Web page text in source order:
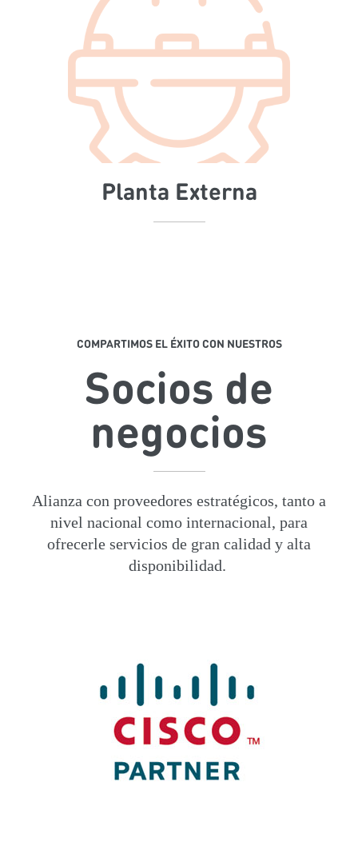
Planta Externa
COMPARTIMOS EL ÉXITO CON NUESTROS
Socios de
negocios
Alianza con proveedores estratégicos, tanto a
nivel nacional como internacional, para
ofrecerle servicios de gran calidad y alta
disponibilidad.